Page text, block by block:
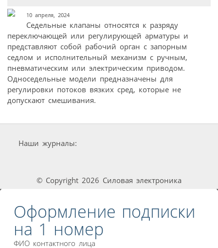
10 апреля, 2024
Седельные клапаны относятся к разряду
переключающей или регулирующей арматуры и
представляют собой рабочий орган с запорным
седлом и исполнительный механизм с ручным,
пневматическим или электрическим приводом.
Односедельные модели предназначены для
регулировки потоков вязких сред, которые не
допускают смешивания.
Наши журналы:
© Copyright 2026 Силовая электроника
Оформление подписки
на 1 номер
ФИО контактного лица